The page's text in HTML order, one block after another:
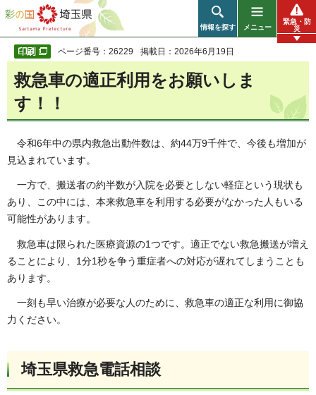
彩の国 埼玉県
情報を探す メニュー
緊急・防
災
ページ番号：26229 掲載日：2026年6月19日
救急車の適正利用をお願いしま
す！！
令和6年中の県内救急出動件数は、約44万9千件で、今後も増加が
見込まれています。
一方で、搬送者の約半数が入院を必要としない軽症という現状も
あり、この中には、本来救急車を利用する必要がなかった人もいる
可能性があります。
救急車は限られた医療資源の1つです。適正でない救急搬送が増え
ることにより、1分1秒を争う重症者への対応が遅れてしまうことも
あります。
一刻も早い治療が必要な人のために、救急車の適正な利用に御協
力ください。
埼玉県救急電話相談